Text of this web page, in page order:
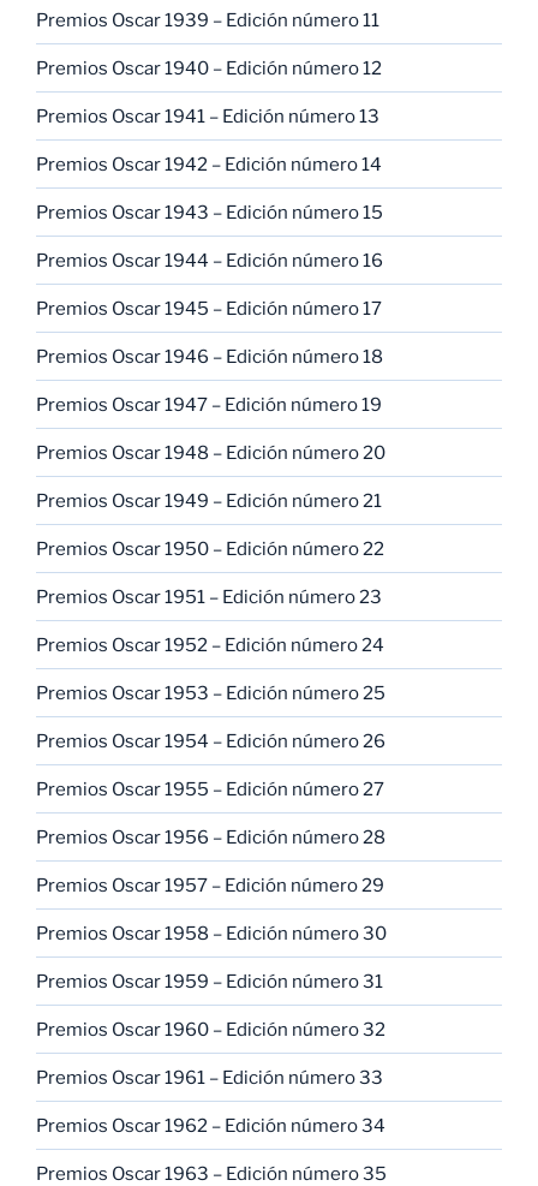
Premios Oscar 1939 – Edición número 11
Premios Oscar 1940 – Edición número 12
Premios Oscar 1941 – Edición número 13
Premios Oscar 1942 – Edición número 14
Premios Oscar 1943 – Edición número 15
Premios Oscar 1944 – Edición número 16
Premios Oscar 1945 – Edición número 17
Premios Oscar 1946 – Edición número 18
Premios Oscar 1947 – Edición número 19
Premios Oscar 1948 – Edición número 20
Premios Oscar 1949 – Edición número 21
Premios Oscar 1950 – Edición número 22
Premios Oscar 1951 – Edición número 23
Premios Oscar 1952 – Edición número 24
Premios Oscar 1953 – Edición número 25
Premios Oscar 1954 – Edición número 26
Premios Oscar 1955 – Edición número 27
Premios Oscar 1956 – Edición número 28
Premios Oscar 1957 – Edición número 29
Premios Oscar 1958 – Edición número 30
Premios Oscar 1959 – Edición número 31
Premios Oscar 1960 – Edición número 32
Premios Oscar 1961 – Edición número 33
Premios Oscar 1962 – Edición número 34
Premios Oscar 1963 – Edición número 35